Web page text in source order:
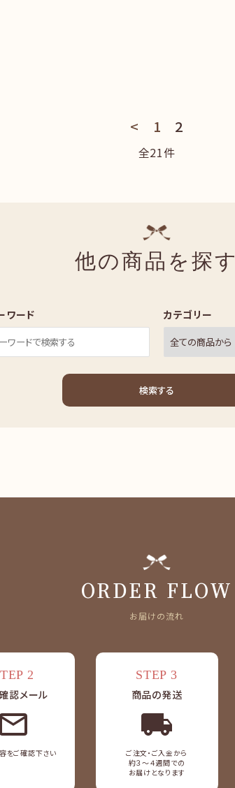
< 1 2
全21件
他の商品を探す
ワード カテゴリー
検索する
ORDER FLOW
お届けの流れ
2
認メール
をご確認下さい
STEP 3
商品の発送
ご注文・ご入金から
約３～４週間での
お届けとなります